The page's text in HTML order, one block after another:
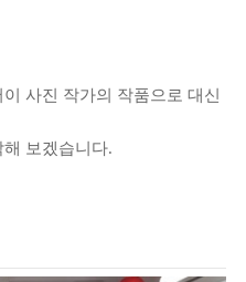
사진 작가의 작품으로 대신
해 보겠습니다.